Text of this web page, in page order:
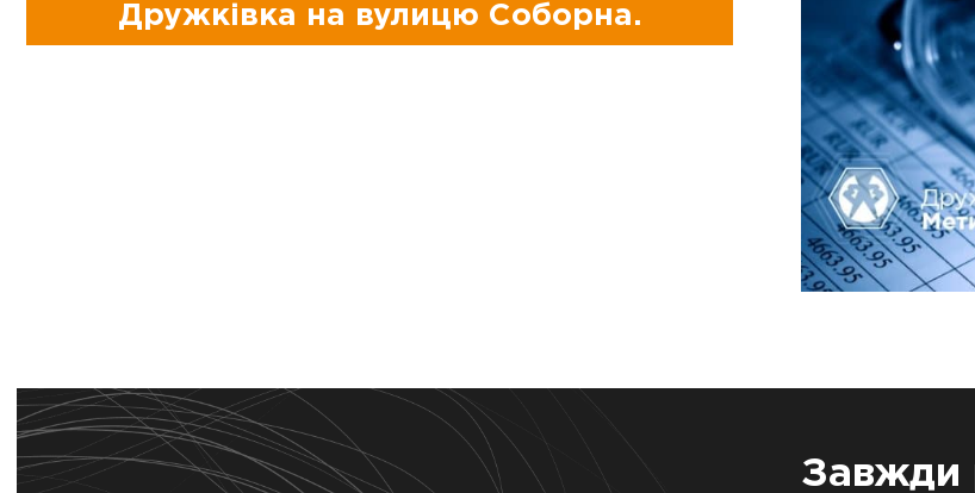
Дружківка на вулицю Соборна.
Завжди